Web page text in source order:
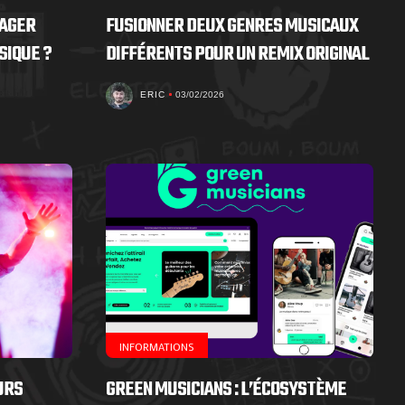
?
FUSIONNER DEUX GENRES MUSICAUX
DIFFÉRENTS POUR UN REMIX ORIGINAL
ERIC 03/02/2026
INFORMATIONS
GREEN MUSICIANS : L’ÉCOSYSTÈME